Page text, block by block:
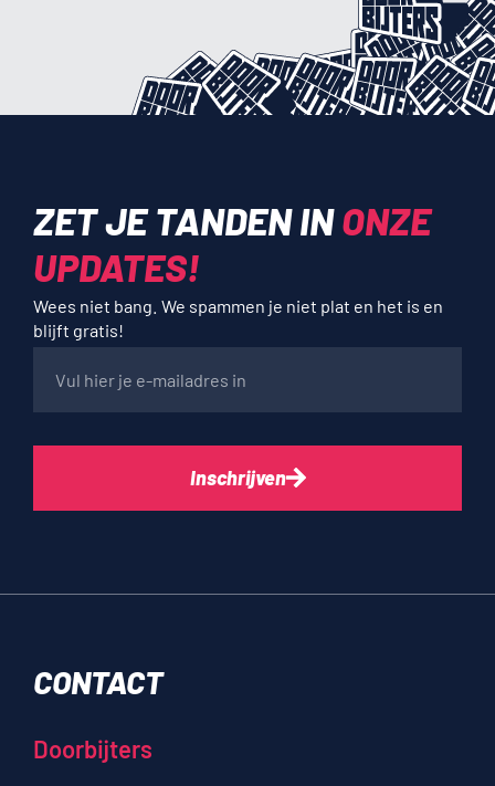
ZET JE TANDEN INONZE
UPDATES!
Wees niet bang. We spammen je niet plat en het is en
blijft gratis!
Inschrijven
CONTACT
Doorbijters